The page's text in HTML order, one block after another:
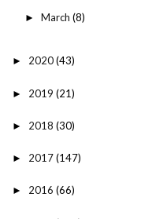
► March (8)
► 2020(43)
► 2019 (21)
► 2018 (30)
► 2017(147)
► 2016 (66)